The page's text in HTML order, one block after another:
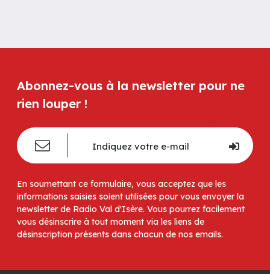
Abonnez-vous à la newsletter pour ne
rien louper !
En soumettant ce formulaire, vous acceptez que les
informations saisies soient utilisées pour vous envoyer la
newsletter de Radio Val d'Isère. Vous pourrez facilement
vous désinscrire à tout moment via les liens de
désinscription présents dans chacun de nos emails.